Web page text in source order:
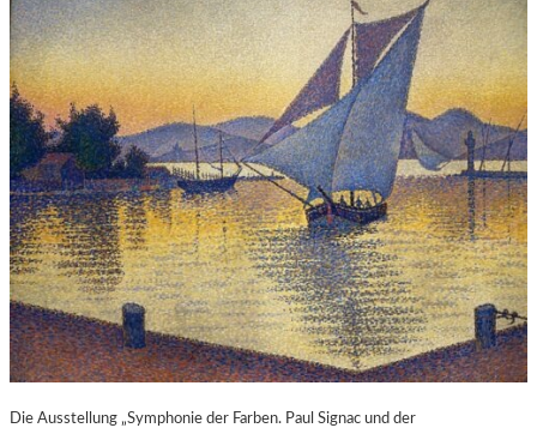
Die Ausstellung „Symphonie der Farben. Paul Signac und der